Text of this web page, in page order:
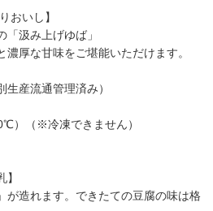
おいし】
「汲み上げゆば」
濃厚な甘味をご堪能いただけます。
産流通管理済み）
）（※冷凍できません）
が造れます。できたての豆腐の味は格